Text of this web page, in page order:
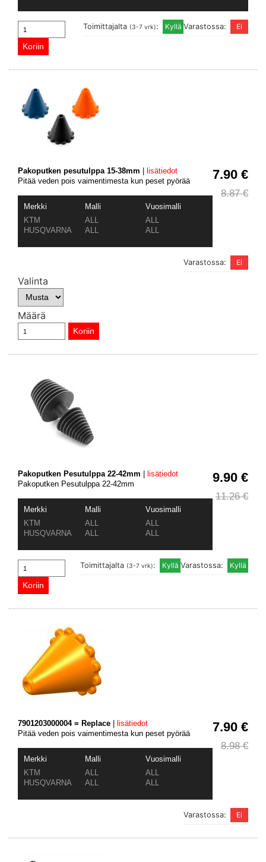
Varastossa:
Toimittajalta (3-7 vrk):
7.90 €
8.87 €
Pakoputken pesutulppa 15-38mm
lisätiedot
Pitää veden pois vaimentimesta kun peset pyörää
Merkki Malli
Vuosimalli
KTM
ALL
ALL
HUSQVARNA
ALL ALL
Varastossa:
Valinta
Määrä
9.90 €
11.26 €
Pakoputken Pesutulppa 22-42mm
lisätiedot
Pakoputken Pesutulppa 22-42mm
Merkki Malli
Vuosimalli
KTM
ALL
ALL
HUSQVARNA
ALL ALL
Varastossa:
Toimittajalta (3-7 vrk):
7.90 €
8.98 €
7901203000004 = Replace
lisätiedot
Pitää veden pois vaimentimesta kun peset pyörää
Merkki Malli
Vuosimalli
KTM
ALL
ALL
HUSQVARNA
ALL ALL
Varastossa: